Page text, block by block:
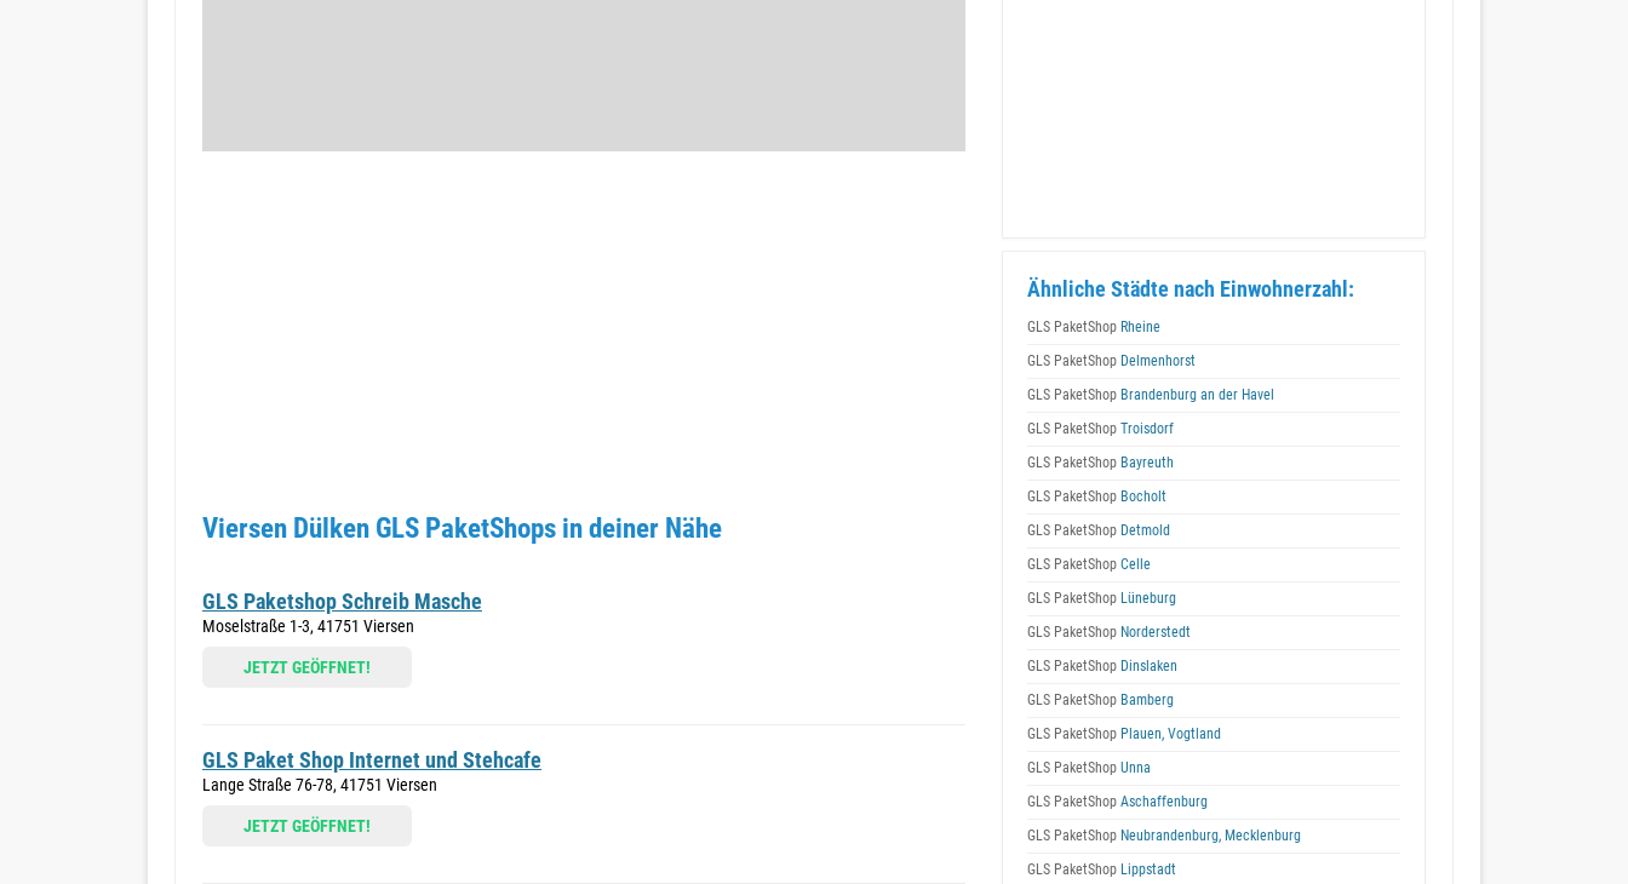
Viersen Dülken GLS PaketShops in deiner Nähe
GLS Paketshop Schreib Masche
Moselstraße 1-3, 41751 Viersen
JETZT GEÖFFNET!
GLS Paket Shop Internet und Stehcafe
Lange Straße 76-78, 41751 Viersen
JETZT GEÖFFNET!
Ähnliche Städte nach Einwohnerzahl:
GLS PaketShop Rheine
GLS PaketShop Delmenhorst
GLS PaketShop Brandenburg an der Havel
GLS PaketShop Troisdorf
GLS PaketShop Bayreuth
GLS PaketShop Bocholt
GLS PaketShop Detmold
GLS PaketShop Celle
GLS PaketShop Lüneburg
GLS PaketShop Norderstedt
GLS PaketShop Dinslaken
GLS PaketShop Bamberg
GLS PaketShop Plauen, Vogtland
GLS PaketShop Unna
GLS PaketShop Aschaffenburg
GLS PaketShop Neubrandenburg, Mecklenburg
GLS PaketShop Lippstadt